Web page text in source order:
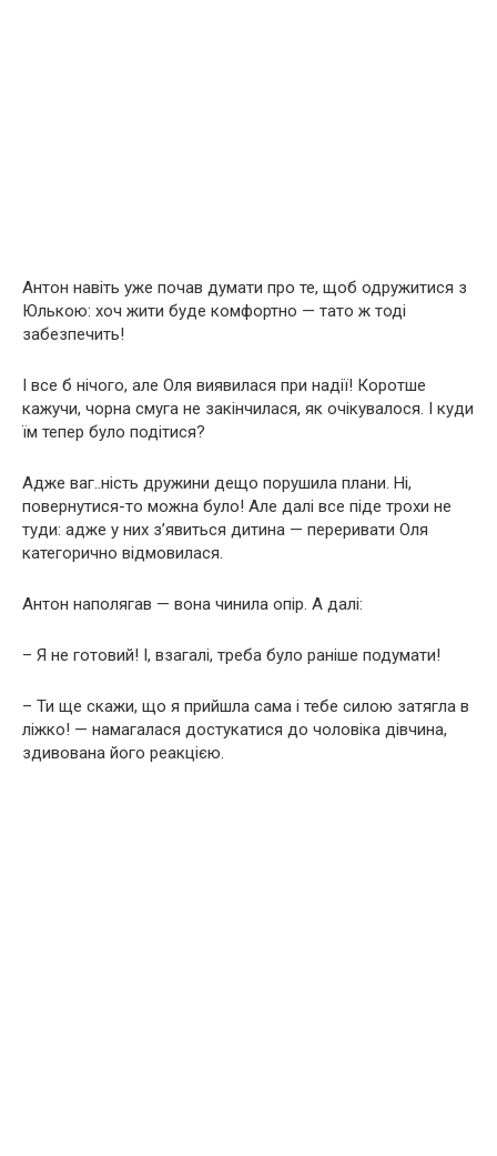
Антон навіть уже почав думати про те, щоб одружитися з
Юлькою: хоч жити буде комфортно — тато ж тоді
забезпечить!
І все б нічого, але Оля виявилася при надії! Коротше
кажучи, чорна смуга не закінчилася, як очікувалося. І куди
їм тепер було подітися?
Адже ваг..ність дружини дещо порушила плани. Ні,
повернутися-то можна було! Але далі все піде трохи не
туди: адже у них з’явиться дитина — переривати Оля
категорично відмовилася.
Антон наполягав — вона чинила опір. А далі:
– Я не готовий! І, взагалі, треба було раніше подумати!
– Ти ще скажи, що я прийшла сама і тебе силою затягла в
ліжко! — намагалася достукатися до чоловіка дівчина,
здивована його реакцією.